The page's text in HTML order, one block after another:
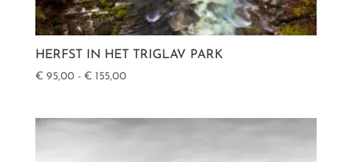
HERFST IN HET TRIGLAV PARK
€95,00 - €155,00Prijsklasse:
€ 155,00